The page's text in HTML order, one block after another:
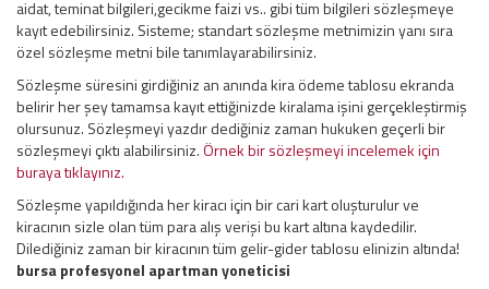
aidat, teminat bilgileri,gecikme faizi vs.. gibi tüm bilgileri sözleşmeye
kayıt edebilirsiniz. Sisteme; standart sözleşme metnimizin yanı sıra
özel sözleşme metni bile tanımlayarabilirsiniz.
Sözleşme süresini girdiğiniz an anında kira ödeme tablosu ekranda
belirir her şey tamamsa kayıt ettiğinizde kiralama işini gerçekleştirmiş
olursunuz. Sözleşmeyi yazdır dediğiniz zaman hukuken geçerli bir
sözleşmeyi çıktı alabilirsiniz.Örnek bir sözleşmeyi incelemek için
buraya tıklayınız.
Sözleşme yapıldığında her kiracı için bir cari kart oluşturulur ve
kiracının sizle olan tüm para alış verişi bu kart altına kaydedilir.
Dilediğiniz zaman bir kiracının tüm gelir-gider tablosu elinizin altında!
bursa profesyonel apartman yoneticisi